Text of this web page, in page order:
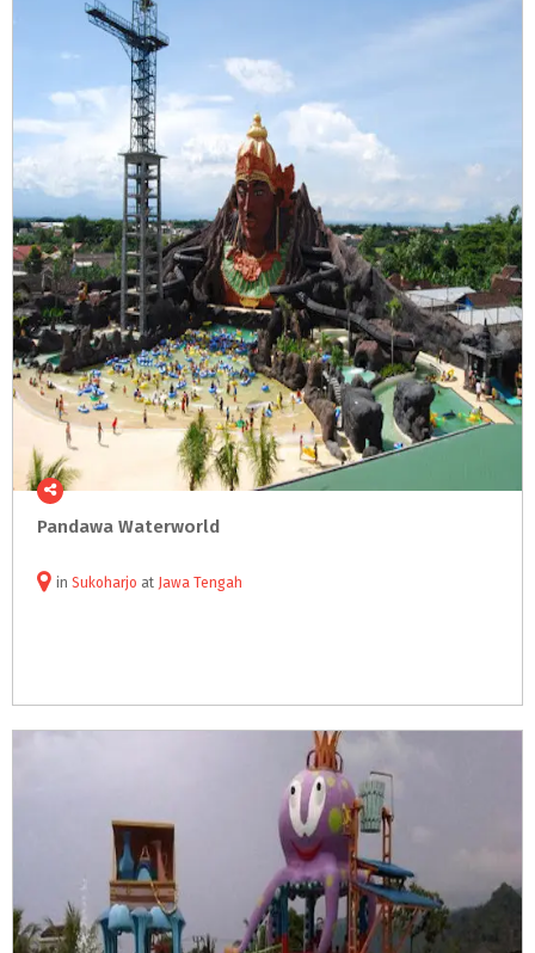
Pandawa Waterworld
in Sukoharjo at Jawa Tengah